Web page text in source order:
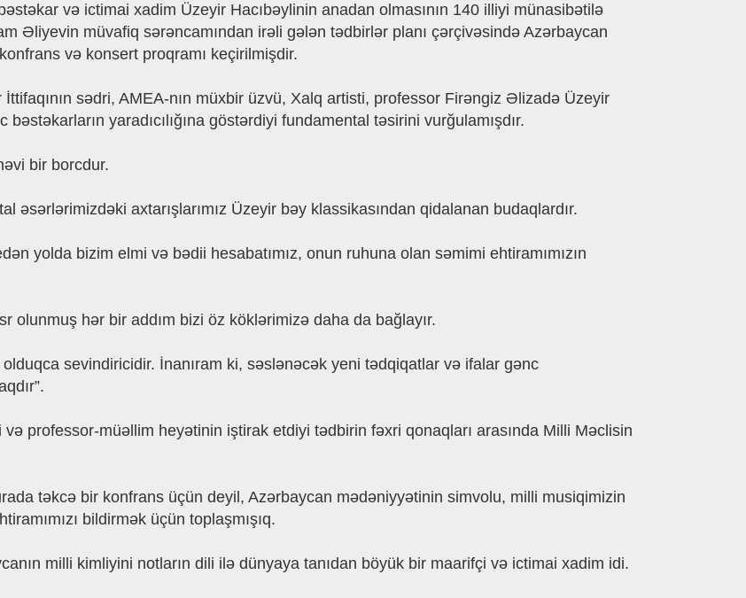
və ictimai xadim Üzeyir Hacıbəylinin anadan olmasının 140 illiyi münasibətilə
Əliyevin müvafiq sərəncamından irəli gələn tədbirlər planı çərçivəsində Azərbaycan
və konsert proqramı keçirilmişdir.
sədri, AMEA-nın müxbir üzvü, Xalq artisti, professor Firəngiz Əlizadə Üzeyir
yaradıcılığına göstərdiyi fundamental təsirini vurğulamışdır.
bir borcdur.
əsərlərimizdəki axtarışlarımız Üzeyir bəy klassikasından qidalanan budaqlardır.
yolda bizim elmi və bədii hesabatımız, onun ruhuna olan səmimi ehtiramımızın
olunmuş hər bir addım bizi öz köklərimizə daha da bağlayır.
sevindiricidir. İnanıram ki, səslənəcək yeni tədqiqatlar və ifalar gənc
professor-müəllim heyətinin iştirak etdiyi tədbirin fəxri qonaqları arasında Milli Məclisin
təkcə bir konfrans üçün deyil, Azərbaycan mədəniyyətinin simvolu, milli musiqimizin
bildirmək üçün toplaşmışıq.
milli kimliyini notların dili ilə dünyaya tanıdan böyük bir maarifçi və ictimai xadim idi.